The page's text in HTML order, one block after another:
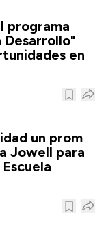
programa
Desarrollo"
en
un prom
Jowell para